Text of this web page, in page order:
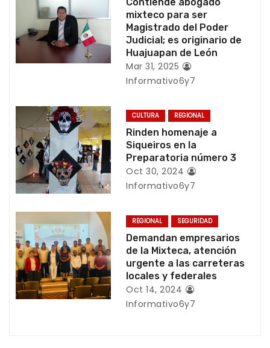
i
ó
d
e
e
n
t
r
a
d
mixteco para ser
Magistrado del Poder
Judicial; es originario de
Huajuapan de León
Mar 31, 2025
Informativo6y7
CULTURA REGIONAL
Rinden homenaje a
Siqueiros en la
Preparatoria número 3
Oct 30, 2024
Informativo6y7
REGIONAL SEGURIDAD
Demandan empresarios
de la Mixteca, atención
urgente a las carreteras
locales y federales
Oct 14, 2024
Informativo6y7